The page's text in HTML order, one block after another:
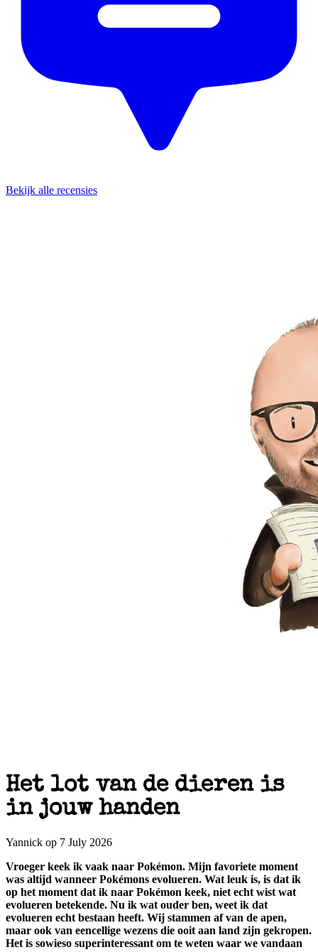
Bekijk alle recensies
Het lot van de dieren is
in jouw handen
Yannick op 7 July 2026
Vroeger keek ik vaak naar Pokémon. Mijn favoriete moment
was altijd wanneer Pokémons evolueren. Wat leuk is, is dat ik
op het moment dat ik naar Pokémon keek, niet echt wist wat
evolueren betekende. Nu ik wat ouder ben, weet ik dat
evolueren echt bestaan heeft. Wij stammen af van de apen,
maar ook van eencellige wezens die ooit aan land zijn gekropen.
Het is sowieso superinteressant om te weten waar we vandaan